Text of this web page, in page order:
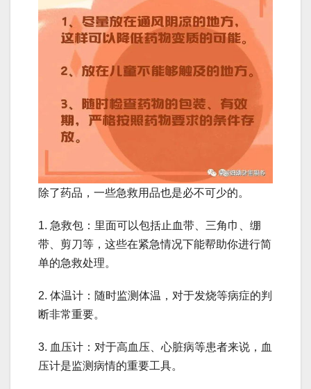
除了药品，一些急救用品也是必不可少的。
1. 急救包：里面可以包括止血带、三角巾、绷
带、剪刀等，这些在紧急情况下能帮助你进行简
单的急救处理。
2. 体温计：随时监测体温，对于发烧等病症的判
断非常重要。
3. 血压计：对于高血压、心脏病等患者来说，血
压计是监测病情的重要工具。